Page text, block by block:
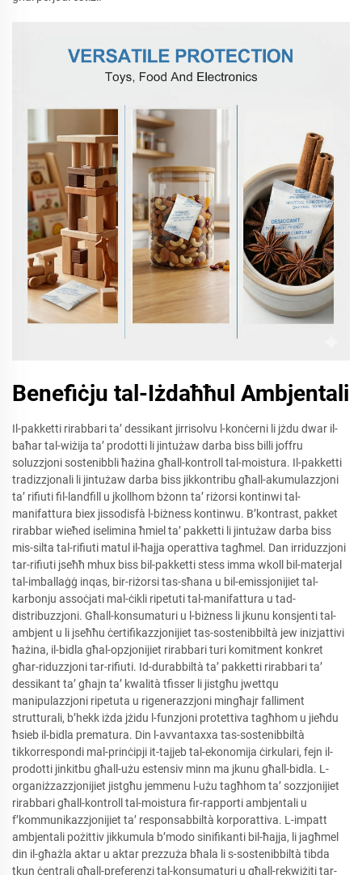
Benefiċju tal-Iżdaħħul Ambjentali
Il-pakketti rirabbari ta’ dessikant jirrisolvu l-konċerni li jżdu dwar il-
baħar tal-wiżija ta’ prodotti li jintużaw darba biss billi joffru
soluzzjoni sostenibbli ħażina għall-kontroll tal-moistura. Il-pakketti
tradizzjonali li jintużaw darba biss jikkontribu għall-akumulazzjoni
ta’ rifiuti fil-landfill u jkollhom bżonn ta’ riżorsi kontinwi tal-
manifattura biex jissodisfà l-biżness kontinwu. B’kontrast, pakket
rirabbar wieħed iselimina ħmiel ta’ pakketti li jintużaw darba biss
mis-silta tal-rifiuti matul il-ħajja operattiva tagħmel. Dan irriduzzjoni
tar-rifiuti jseħħ mhux biss bil-pakketti stess imma wkoll bil-materjal
tal-imballaġġ inqas, bir-riżorsi tas-sħana u bil-emissjonijiet tal-
karbonju assoċjati mal-ċikli ripetuti tal-manifattura u tad-
distribuzzjoni. Għall-konsumaturi u l-biżness li jkunu konsjenti tal-
ambjent u li jseħħu ċertifikazzjonijiet tas-sostenibbiltà jew inizjattivi
ħażina, il-bidla għal-opzjonijiet rirabbari turi komitment konkret
għar-riduzzjoni tar-rifiuti. Id-durabbiltà ta’ pakketti rirabbari ta’
dessikant ta’ għajn ta’ kwalità tfisser li jistgħu jwettqu
manipulazzjoni ripetuta u rigenerazzjoni mingħajr falliment
strutturali, b’hekk iżda jżidu l-funzjoni protettiva tagħhom u jieħdu
ħsieb il-bidla prematura. Din l-avvantaxxa tas-sostenibbiltà
tikkorrespondi mal-prinċipji it-tajjeb tal-ekonomija ċirkulari, fejn il-
prodotti jinkitbu għall-użu estensiv minn ma jkunu għall-bidla. L-
organiżzazzjonijiet jistgħu jemmenu l-użu tagħhom ta’ sozzjonijiet
rirabbari għall-kontroll tal-moistura fir-rapporti ambjentali u
f’kommunikazzjonijiet ta’ responsabbiltà korporattiva. L-impatt
ambjentali pożittiv jikkumula b’modo sinifikanti bil-ħajja, li jagħmel
din il-għażla aktar u aktar prezzuża bħala li s-sostenibbiltà tibda
tkun ċentrali għall-preferenzi tal-konsumaturi u għall-rekwiżiti tar-